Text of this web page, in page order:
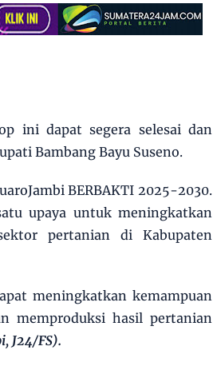
ini dapat segera selesai dan
Bambang Bayu Suseno.
BERBAKTI 2025-2030.
upaya untuk meningkatkan
pertanian di Kabupaten
meningkatkan kemampuan
memproduksi hasil pertanian
J24/FS).